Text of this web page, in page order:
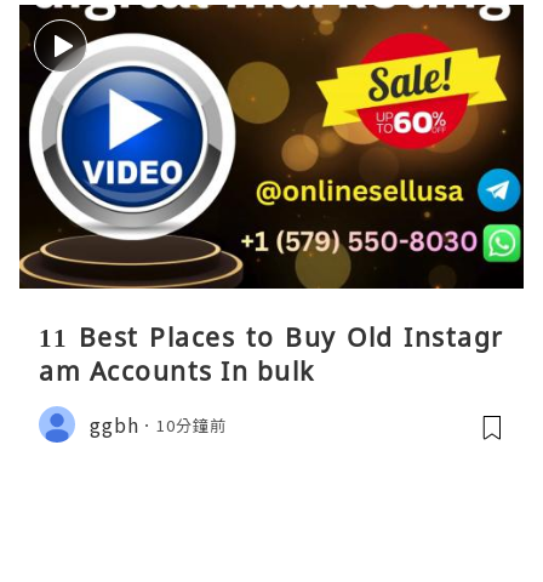
11 Best Places to Buy Old Instagr
am Accounts In bulk
ggbh 10分鐘前